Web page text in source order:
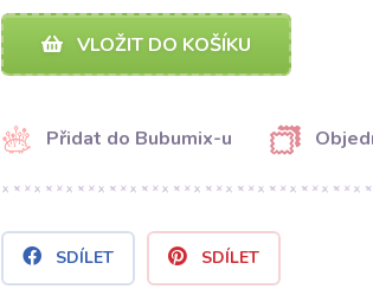
VLOŽIT DO KOŠÍKU
Přidat do Bubumix-u
SDÍLET SDÍLET